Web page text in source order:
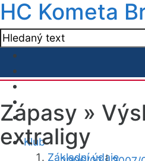
HC Kometa
Klub
Základní údaje
Zápasy »
extraligy